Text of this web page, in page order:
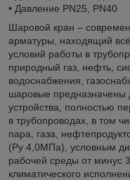
• Давление PN25, PN40
Шаровой кран –
арматуры, находящий
условий работы в
природный газ, нефть,
водоснабжения,
шаровые предназначены
устройства, полностью
в трубопроводах, в том
пара, газа,
(Pу 4,0МПа), условным
рабочей среды от минус
климатического